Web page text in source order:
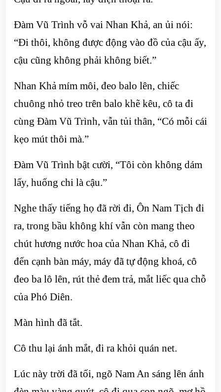
Đàm Vũ Trình vỗ vai Nhan Khả, an ủi nói:
“Đi thôi, không được động vào đồ của cậu ấy,
cậu cũng không phải không biết.”
Nhan Khả mím môi, đeo balo lên, chiếc
chuông nhỏ treo trên balo khẽ kêu, cô ta đi
cùng Đàm Vũ Trình, vẫn tủi thân, “Có mỗi cái
kẹo mút thôi mà.”
Đàm Vũ Trình bật cười, “Tôi còn không dám
lấy, huống chi là cậu.”
Nghe thấy tiếng họ đã rời đi, Ôn Nam Tịch đi
ra, trong bầu không khí vẫn còn mang theo
chút hương nước hoa của Nhan Khả, cô đi
đến cạnh bàn máy, máy đã tự động khoá, cô
đeo ba lô lên, rút thẻ đem trả, mắt liếc qua chỗ
của Phó Diên.
Màn hình đã tắt.
Cô thu lại ánh mắt, đi ra khỏi quán net.
Lúc này trời đã tối, ngõ Nam An sáng lên ánh